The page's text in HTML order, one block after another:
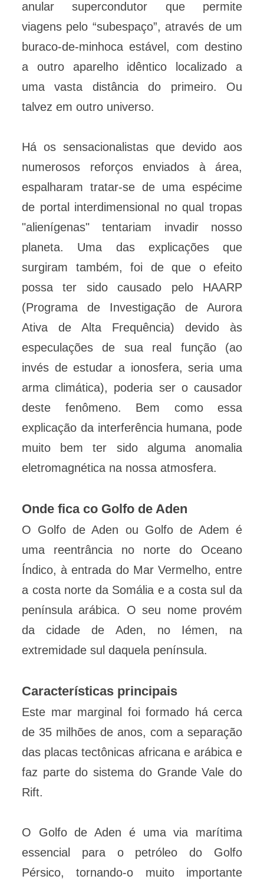
anular supercondutor que permite
viagens pelo “subespaço”, através de um
buraco-de-minhoca estável, com destino
a outro aparelho idêntico localizado a
uma vasta distância do primeiro. Ou
talvez em outro universo.
Há os sensacionalistas que devido aos
numerosos reforços enviados à área,
espalharam tratar-se de uma espécime
de portal interdimensional no qual tropas
"alienígenas" tentariam invadir nosso
planeta. Uma das explicações que
surgiram também, foi de que o efeito
possa ter sido causado pelo HAARP
(Programa de Investigação de Aurora
Ativa de Alta Frequência) devido às
especulações de sua real função (ao
invés de estudar a ionosfera, seria uma
arma climática), poderia ser o causador
deste fenômeno. Bem como essa
explicação da interferência humana, pode
muito bem ter sido alguma anomalia
eletromagnética na nossa atmosfera.
Onde fica co Golfo de Aden
O Golfo de Aden ou Golfo de Adem é
uma reentrância no norte do Oceano
Índico, à entrada do Mar Vermelho, entre
a costa norte da Somália e a costa sul da
península arábica. O seu nome provém
da cidade de Aden, no Iémen, na
extremidade sul daquela península.
Características principais
Este mar marginal foi formado há cerca
de 35 milhões de anos, com a separação
das placas tectônicas africana e arábica e
faz parte do sistema do Grande Vale do
Rift.
O Golfo de Aden é uma via marítima
essencial para o petróleo do Golfo
Pérsico, tornando-o muito importante